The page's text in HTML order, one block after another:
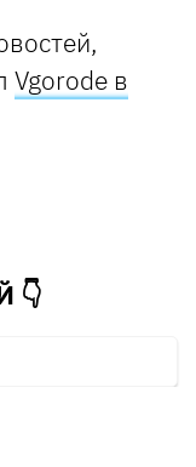
Vgorode в
👇